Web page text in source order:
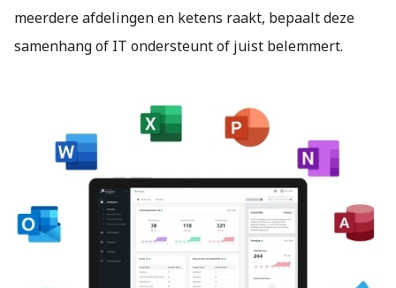
meerdere afdelingen en ketens raakt, bepaalt deze
samenhang of IT ondersteunt of juist belemmert.